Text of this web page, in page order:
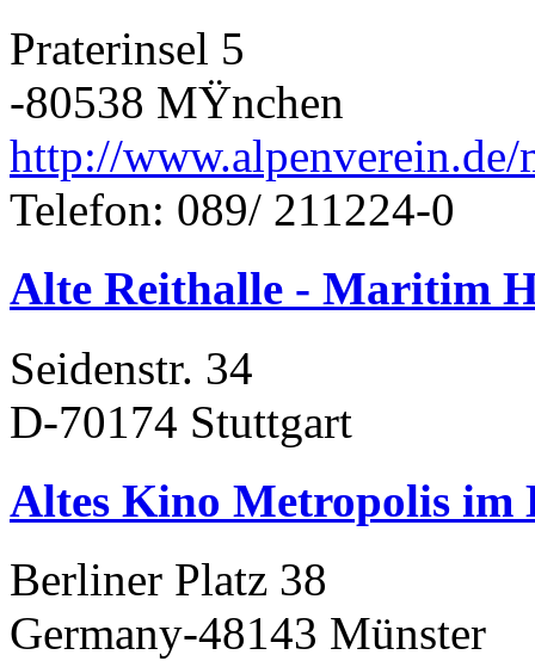
Praterinsel 5
-80538 MŸnchen
http://www.alpenverein.de/
Telefon: 089/ 211224-0
Alte Reithalle - Maritim
Seidenstr. 34
D-70174 Stuttgart
Altes Kino Metropolis im
Berliner Platz 38
Germany-48143 Münster